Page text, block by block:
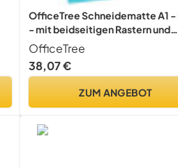
OfficeTree Schneidematte A1 -
- mit beidseitigen Rastern und
Markierungen - Bastelunterlage
90x60 als Nähen Zubehör - Auch
Schneideunterlage und
OfficeTree
38,07 €
ZUM ANGEBOT